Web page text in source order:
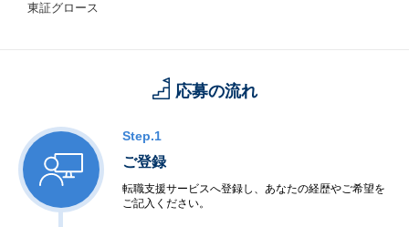
東証グロース
応募の流れ
Step.1
ご登録
転職支援サービスへ登録し、あなたの経歴やご希望を
ご記入ください。